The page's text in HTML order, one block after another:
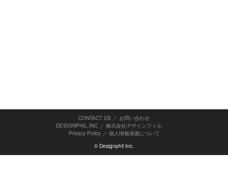
CONTACT US ／ お問い合わせ
DESIGNPHIL.INC ／ 株式会社デザインフィル
Privacy Policy／ 個人情報保護について
© Designphil Inc.